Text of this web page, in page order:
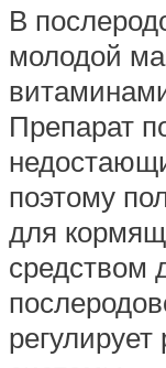
В
молодой
Препарат
поэтому
для
средством